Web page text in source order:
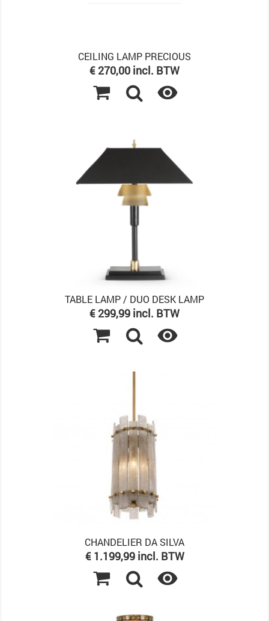
CEILING LAMP PRECIOUS
Prijs
€ 270,00 incl. BTW

TABLE LAMP / DUO DESK LAMP
Prijs
€ 299,99 incl. BTW

CHANDELIER DA SILVA
Prijs
€ 1.199,99 incl. BTW
